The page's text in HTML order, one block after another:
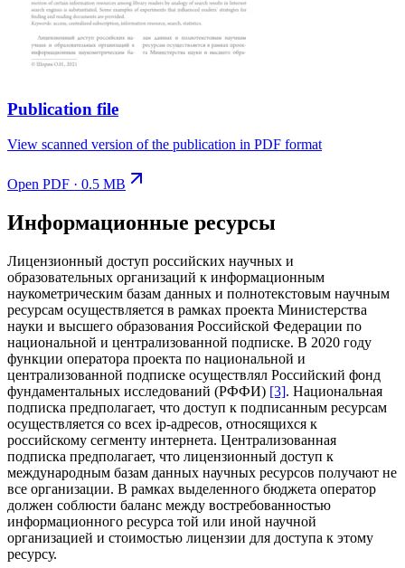
Publication file
View scanned version of the publication in PDF format
Open PDF · 0.5 MB
Информационные ресурсы
Лицензионный доступ российских научных и
образовательных организаций к информационным
наукометрическим базам данных и полнотекстовым научным
ресурсам осуществляется в рамках проекта Министерства
науки и высшего образования Российской Федерации по
национальной и централизованной подписке. В 2020 году
функции оператора проекта по национальной и
централизованной подписке осуществлял Российский фонд
фундаментальных исследований (РФФИ) [3]. Национальная
подписка предполагает, что доступ к подписанным ресурсам
осуществляется со всех ip-адресов, относящихся к
российскому сегменту интернета. Централизованная
подписка предполагает, что лицензионный доступ к
международным базам данных научных ресурсов получают не
все организации. В рамках выделенного бюджета оператор
должен соблюсти баланс между востребованностью
информационного ресурса той или иной научной
организацией и стоимостью лицензии для доступа к этому
ресурсу.